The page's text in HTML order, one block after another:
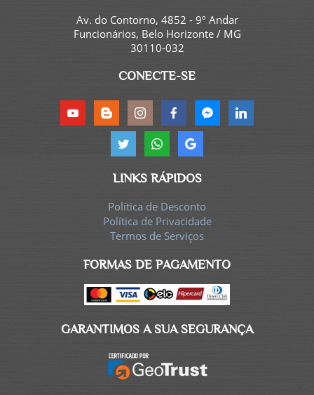
Av. do Contorno, 4852 - 9º Andar
Funcionários, Belo Horizonte / MG
30110-032
CONECTE-SE
LINKS RÁPIDOS
Política de Desconto
Política de Privacidade
Termos de Serviços
FORMAS DE PAGAMENTO
GARANTIMOS A SUA SEGURANÇA